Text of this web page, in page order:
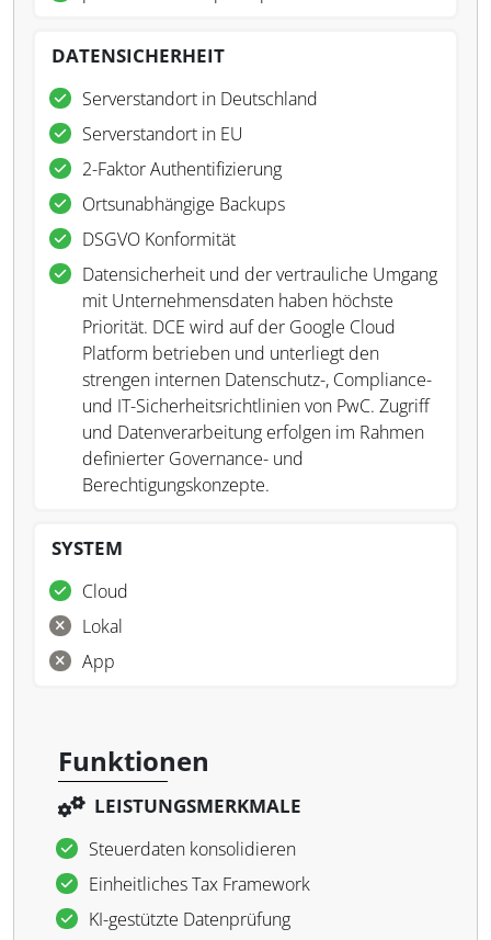
DATENSICHERHEIT
Serverstandort in Deutschland
Serverstandort in EU
2-Faktor Authentifizierung
Ortsunabhängige Backups
DSGVO Konformität
Datensicherheit und der vertrauliche Umgang
mit Unternehmensdaten haben höchste
Priorität. DCE wird auf der Google Cloud
Platform betrieben und unterliegt den
strengen internen Datenschutz-, Compliance-
und IT-Sicherheitsrichtlinien von PwC. Zugriff
und Datenverarbeitung erfolgen im Rahmen
definierter Governance- und
Berechtigungskonzepte.
SYSTEM
Cloud
Lokal
App
Funktionen
LEISTUNGSMERKMALE
Steuerdaten konsolidieren
Einheitliches Tax Framework
KI-gestützte Datenprüfung